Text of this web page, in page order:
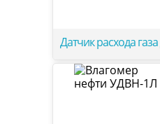
Датчик расхода